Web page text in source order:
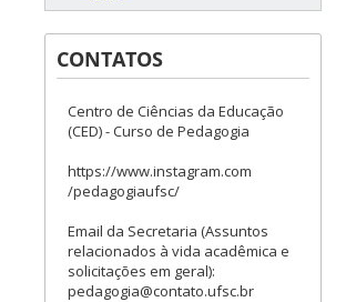
CONTATOS
Centro de Ciências da Educação
(CED) - Curso de Pedagogia
https://www.instagram.com
/pedagogiaufsc/
Email da Secretaria (Assuntos
relacionados à vida acadêmica e
solicitações em geral):
pedagogia@contato.ufsc.br